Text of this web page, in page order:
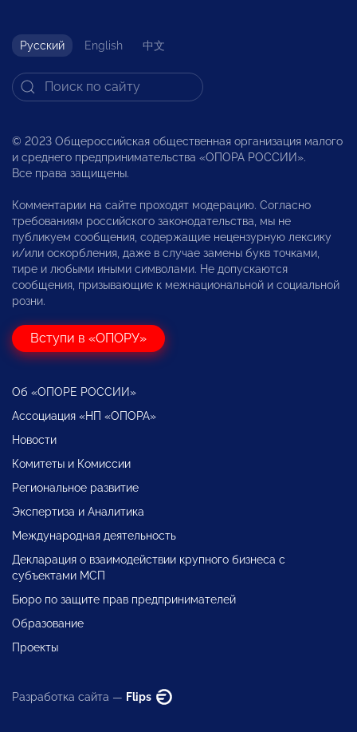
Русский English 中文
© 2023 Общероссийская общественная организация малого
и среднего предпринимательства «ОПОРА РОССИИ».
Все права защищены.
Комментарии на сайте проходят модерацию. Согласно
требованиям российского законодательства, мы не
публикуем сообщения, содержащие нецензурную лексику
и/или оскорбления, даже в случае замены букв точками,
тире и любыми иными символами. Не допускаются
сообщения, призывающие к межнациональной и социальной
розни.
Вступи в «ОПОРУ»
Об «ОПОРЕ РОССИИ»
Ассоциация «НП «ОПОРА»
Новости
Комитеты и Комиссии
Региональное развитие
Экспертиза и Аналитика
Международная деятельность
Декларация о взаимодействии крупного бизнеса с
субъектами МСП
Бюро по защите прав предпринимателей
Образование
Проекты
Разработка сайта — Flips